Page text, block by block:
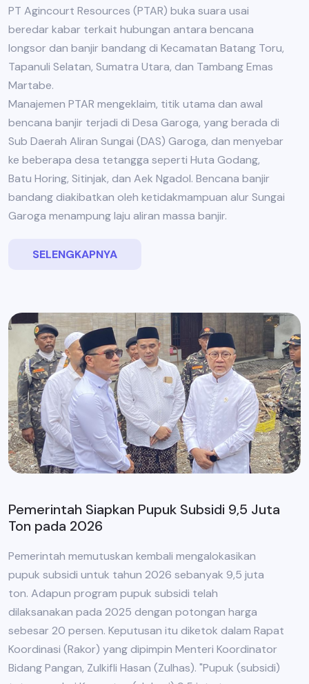
PT Agincourt Resources (PTAR) buka suara usai
beredar kabar terkait hubungan antara bencana
longsor dan banjir bandang di Kecamatan Batang Toru,
Tapanuli Selatan, Sumatra Utara, dan Tambang Emas
Martabe.
Manajemen PTAR mengeklaim, titik utama dan awal
bencana banjir terjadi di Desa Garoga, yang berada di
Sub Daerah Aliran Sungai (DAS) Garoga, dan menyebar
ke beberapa desa tetangga seperti Huta Godang,
Batu Horing, Sitinjak, dan Aek Ngadol. Bencana banjir
bandang diakibatkan oleh ketidakmampuan alur Sungai
Garoga menampung laju aliran massa banjir.
SELENGKAPNYA
Pemerintah Siapkan Pupuk Subsidi 9,5 Juta
Ton pada 2026
Pemerintah memutuskan kembali mengalokasikan
pupuk subsidi untuk tahun 2026 sebanyak 9,5 juta
ton. Adapun program pupuk subsidi telah
dilaksanakan pada 2025 dengan potongan harga
sebesar 20 persen. Keputusan itu diketok dalam Rapat
Koordinasi (Rakor) yang dipimpin Menteri Koordinator
Bidang Pangan, Zulkifli Hasan (Zulhas). "Pupuk (subsidi)